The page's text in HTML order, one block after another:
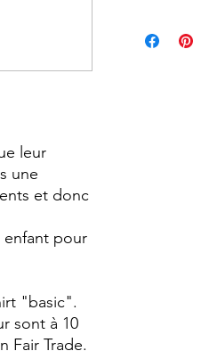
leur
une
et donc
enfant pour
"basic".
sont à 10
Fair Trade.